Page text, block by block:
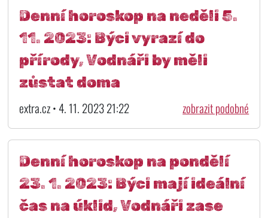
Denní horoskop na neděli 5.
11. 2023: Býci vyrazí do
přírody, Vodnáři by měli
zůstat doma
extra.cz • 4. 11. 2023 21:22 zobrazit podobné
Denní horoskop na pondělí
23. 1. 2023: Býci mají ideální
čas na úklid, Vodnáři zase